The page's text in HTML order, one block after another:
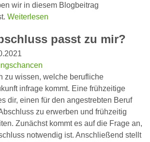
wir in diesem Blogbeitrag
Weiterlesen
passt zu mir?
zu wissen, welche berufliche
infrage kommt. Eine frühzeitige
dir, einen für den angestrebten Beruf
zu erwerben und frühzeitig
Zunächst kommt es auf die Frage an,
notwendig ist. Anschließend stellt